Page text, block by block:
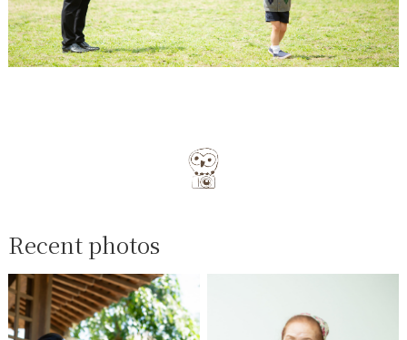
Recent photos